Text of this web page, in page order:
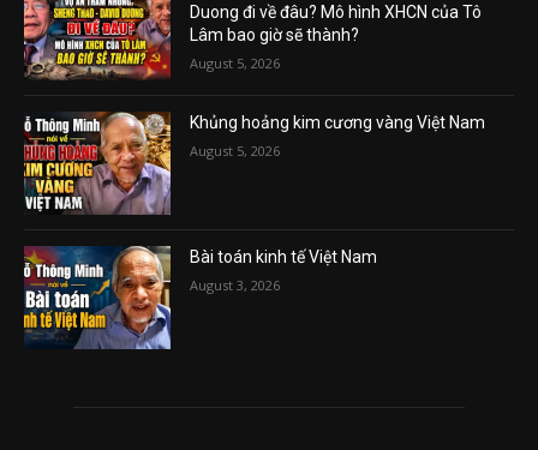
Duong đi về đâu? Mô hình XHCN của Tô
Lâm bao giờ sẽ thành?
August 5, 2026
Khủng hoảng kim cương vàng Việt Nam
August 5, 2026
Bài toán kinh tế Việt Nam
August 3, 2026